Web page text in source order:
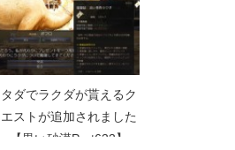
タダでラクダが貰えるク
エストが追加されました
【黒い砂漠Part633】